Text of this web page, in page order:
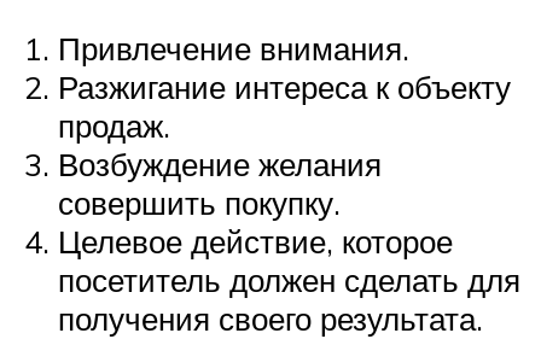
Привлечение внимания.
Разжигание интереса к объекту
продаж.
Возбуждение желания
совершить покупку.
Целевое действие, которое
посетитель должен сделать для
получения своего результата.